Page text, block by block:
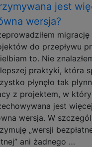
jest
wersja?
do przepływu
to. Nie
praktyki, która
płynęło tak
z projektem, w
jest
wersja. W
„wersji
ani żadnego …